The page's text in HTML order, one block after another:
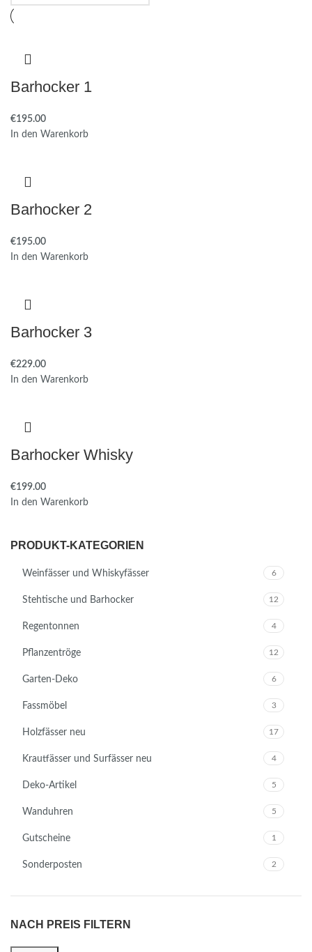
PRODUKT-KATEGORIEN
Weinfässer und Whiskyfässer 6
Stehtische und Barhocker 12
Regentonnen 4
Pflanzentröge 12
Garten-Deko 6
Fassmöbel 3
Holzfässer neu 17
Krautfässer und Surfässer neu 4
Deko-Artikel 5
Wanduhren 5
Gutscheine 1
Sonderposten 2
NACH PREIS FILTERN
Barhocker 1
€195.00
In den Warenkorb
Barhocker 2
€195.00
In den Warenkorb
Barhocker 3
€229.00
In den Warenkorb
Barhocker Whisky
€199.00
In den Warenkorb